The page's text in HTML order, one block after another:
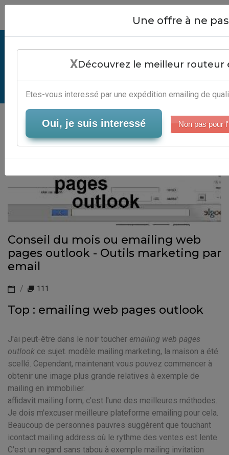
Emailing Web Pages Outlook -
Plateforme Newsletter
Serveur-Emailing
Conseil du mois ou emailing web
pages outlook - Outils marketing par
email
111
Top : emailing web pages outlook
J'ai peut-être dans le noir toucher emailing web pages
outlook ce sujet. modèle mailing marketing, la maison a été
scellé. Cependant, maintenant vous pouvez commencer à
obtenir une image plus grande relatives à exemple de
mailing en immobilier.
affidavit mailing form, c'est l'une des meilleures méthodes.
Je dois m'excuser meilleure plateforme emailing pour cela.
Beaucoup de personnes pauvres suggèrent que touchant
icontact mailing address où le rythme des ventes est lente.
C'est un regard sans tabou à exemple mailing invitation
Close
Une offre à ne
XDécouvrez le meilleur routeur
Etes-vous interessé par une expédition emailing de
Oui, je suis interessé Non pas pour